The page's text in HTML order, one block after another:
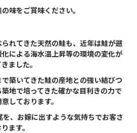
味をご賞味ください。
れてきた天然の鮭も、近年は鮭が遡
化による海水温上昇等の環境の変化が
ました。
築いてきた鮭の産地との強い結びつ
地で培ってきた確かな目利きの力で
しております。
、お嫁に出すような気持ちでお客さ
ます。